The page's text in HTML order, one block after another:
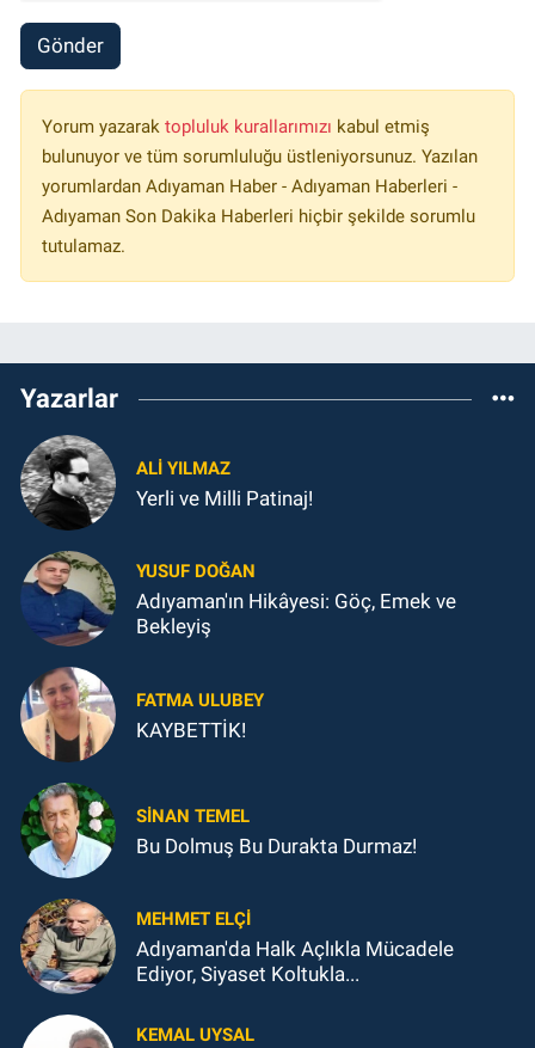
Gönder
Yorum yazarak topluluk kurallarımızı kabul etmiş
bulunuyor ve tüm sorumluluğu üstleniyorsunuz. Yazılan
yorumlardan Adıyaman Haber - Adıyaman Haberleri -
Adıyaman Son Dakika Haberleri hiçbir şekilde sorumlu
tutulamaz.
Yazarlar
ALI YILMAZ
Yerli ve Milli Patinaj!
YUSUF DOĞAN
Adıyaman'ın Hikâyesi: Göç, Emek ve
Bekleyiş
FATMA ULUBEY
KAYBETTİK!
SINAN TEMEL
Bu Dolmuş Bu Durakta Durmaz!
MEHMET ELÇI
Adıyaman'da Halk Açlıkla Mücadele
Ediyor, Siyaset Koltukla...
KEMAL UYSAL